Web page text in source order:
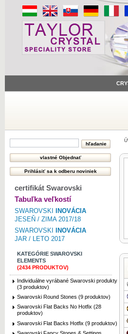
certifikát Swarovski
Tabuľka veľkostí
SWAROVSKI
INOVÁCIA
JESEŇ / ZIMA 2017/18
SWAROVSKI
INOVÁCIA
JAR / LETO 2017
KATEGÓRIE SWAROVSKI
ELEMENTS
(2434 PRODUKTOV)
Individuálne vyrábané Swarovski produkty
(3 produktov)
Swarovski Round Stones (9 produktov)
Swarovski Flat Backs No Hotfix (28
produktov)
Swarovski Flat Backs Hotfix (9 produktov)